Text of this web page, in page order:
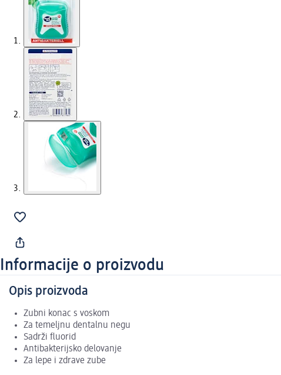
Informacije o proizvodu
Opis proizvoda
Zubni konac s voskom
Za temeljnu dentalnu negu
Sadrži fluorid
Antibakterijsko delovanje
Za lepe i zdrave zube